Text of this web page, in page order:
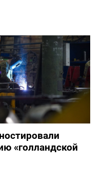
«голландской